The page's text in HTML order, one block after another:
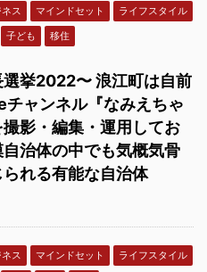
ス マインドセット
ライフスタイル
子ども 移住
選挙2022〜 浪江町は自前
チャンネル『なみえちゃ
影・編集・運用してお
自治体の中でも気概気骨
れる有能な自治体
ス マインドセット
ライフスタイル